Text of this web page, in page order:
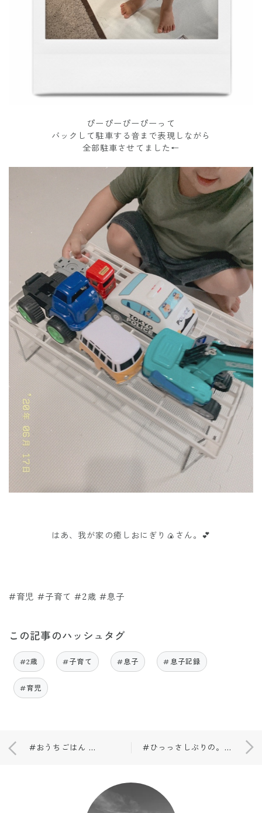
ぴーぴーぴーぴーって
バックして駐車する音まで表現しながら
全部駐車させてました←
はあ、我が家の癒しおにぎり🍙さん。💕
#育児 #子育て #2歳 #息子
この記事のハッシュタグ
#2歳 #子育て #息子 #息子記録
#育児
#おうちごはん #献立 #ひっっさしぶりの。#愚痴いいですか